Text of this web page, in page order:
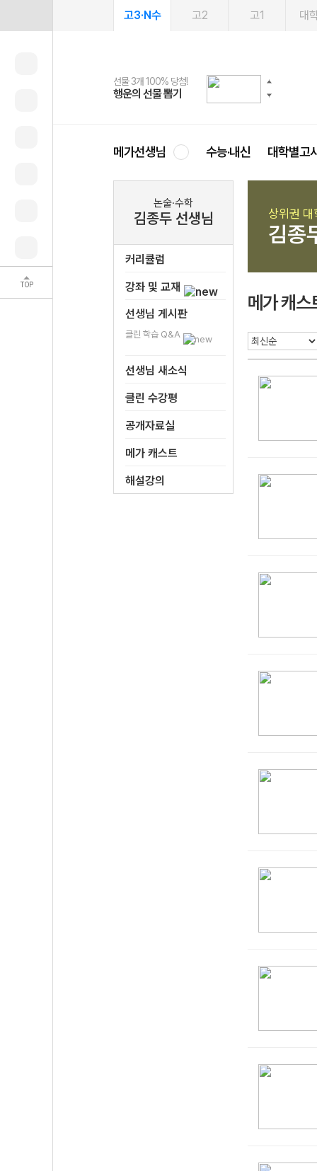
TOP
고3·N수 고2 고1 대
선물 3개 100% 당첨!
행운의 선물 뽑기
선물 100% 증정!
메가스터디 X 올리브
여름방학 스터디 캐시백
메가런 썸머스쿨
2027 러셀 단과
강사 공개선발
스마트러닝앱
설문 EVENT
메가패스
3일 무료 체험권
메가패스 수강생 무료혜택!
메가클럽 멤버십
사회공헌 캠페인
희망이룸 메가나눔
메가선생님 수능·내신 대학별고
논술·수학
김종두 선생님
커리큘럼
강좌 및 교재
선생님 게시판
클린 학습 Q&A
선생님 새소식
클린 수강평
공개자료실
메가 캐스트
해설강의
상위권
김종
메가 캐스